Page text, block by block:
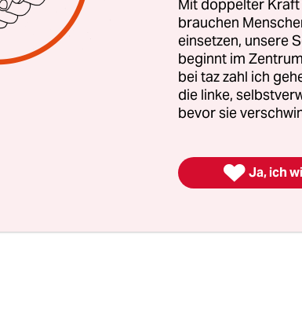
– das klingt nach
hat der Bundesgerichtshof die
2012 für zulässig erklärt. Die EU-
auf Biomineralwasser angewandt.
das Wasser nicht hergestellt oder
Mit doppelter
brauchen
einsetzen, unsere
beginnt im
bei taz zahl ich
die linke,
bevor sie
 Ja, ich